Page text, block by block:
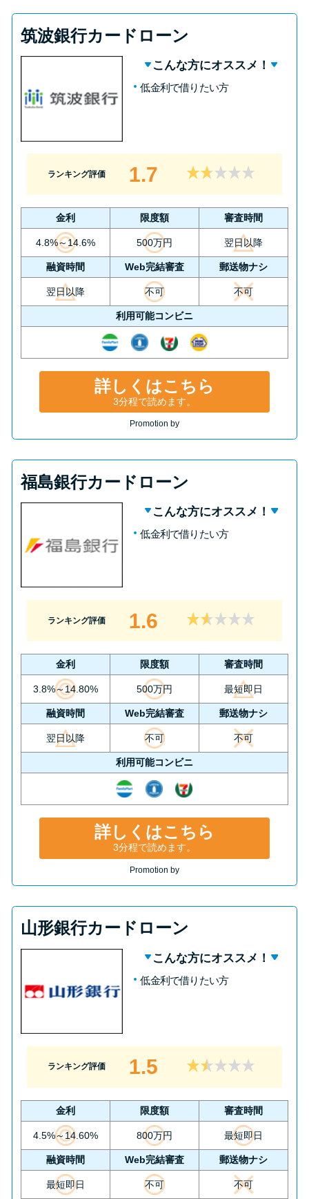
筑波銀行カードローン
こんな方にオススメ！
低金利で借りたい方
ランキング評価 1.7
金利 限度額 審査時間
4.8%～14.6% 500万円 翌日以降
融資時間 Web完結審査 郵送物ナシ
翌日以降 不可 不可
利用可能コンビニ
詳しくはこちら
3分程で読めます。
Promotion by
福島銀行カードローン
こんな方にオススメ！
低金利で借りたい方
ランキング評価 1.6
金利 限度額 審査時間
3.8%～14.80% 500万円 最短即日
融資時間 Web完結審査 郵送物ナシ
翌日以降 不可 不可
利用可能コンビニ
詳しくはこちら
3分程で読めます。
Promotion by
山形銀行カードローン
こんな方にオススメ！
低金利で借りたい方
ランキング評価 1.5
金利 限度額 審査時間
4.5%～14.60% 800万円 最短即日
融資時間 Web完結審査 郵送物ナシ
最短即日 不可 不可